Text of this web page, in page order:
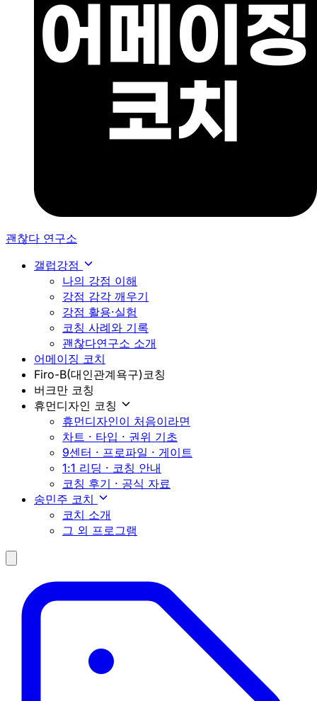
괜찮다 연구소
갤럽강점
나의 강점 이해
강점 감각 깨우기
강점 활용·실험
코칭 사례와 기록
괜찮다연구소 소개
어메이징 코치
Firo-B(대인관계욕구)코칭
버크만 코칭
휴먼디자인 코칭
휴먼디자인이 처음이라면
차트 · 타입 · 권위 기초
9센터 · 프로파일 · 게이트
1:1 리딩 · 코칭 안내
코칭 후기 · 공식 자료
송민주 코치
코치 소개
그 외 프로그램